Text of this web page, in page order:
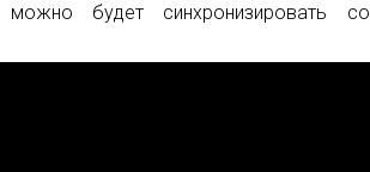
можно будет синхронизировать со